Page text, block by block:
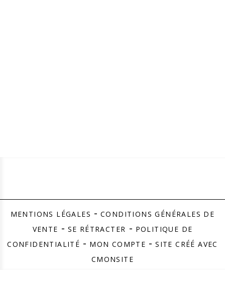
MENTIONS LÉGALES
CONDITIONS GÉNÉRALES DE
VENTE
SE RÉTRACTER
POLITIQUE DE
CONFIDENTIALITÉ
MON COMPTE
SITE CRÉÉ AVEC
CMONSITE